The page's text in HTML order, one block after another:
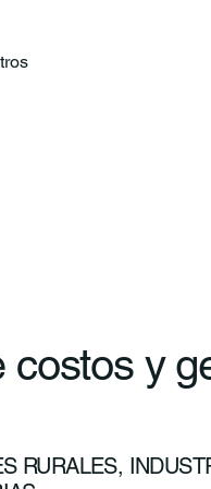
costos y
RURALES,